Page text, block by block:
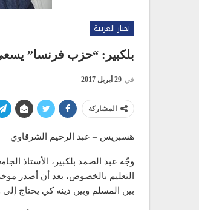
أخبار العربية
بلكبير: “حزب فرنسا”
في 29 أبريل 2017
المشاركة
هسبريس – عبد الرحيم الشرقاوي
وجّه عبد الصمد بلكبير، الأستاذ
التعليم بالخصوص، بعد أن أصدر
بين المسلم وبين دينه كي يحتاج إلى